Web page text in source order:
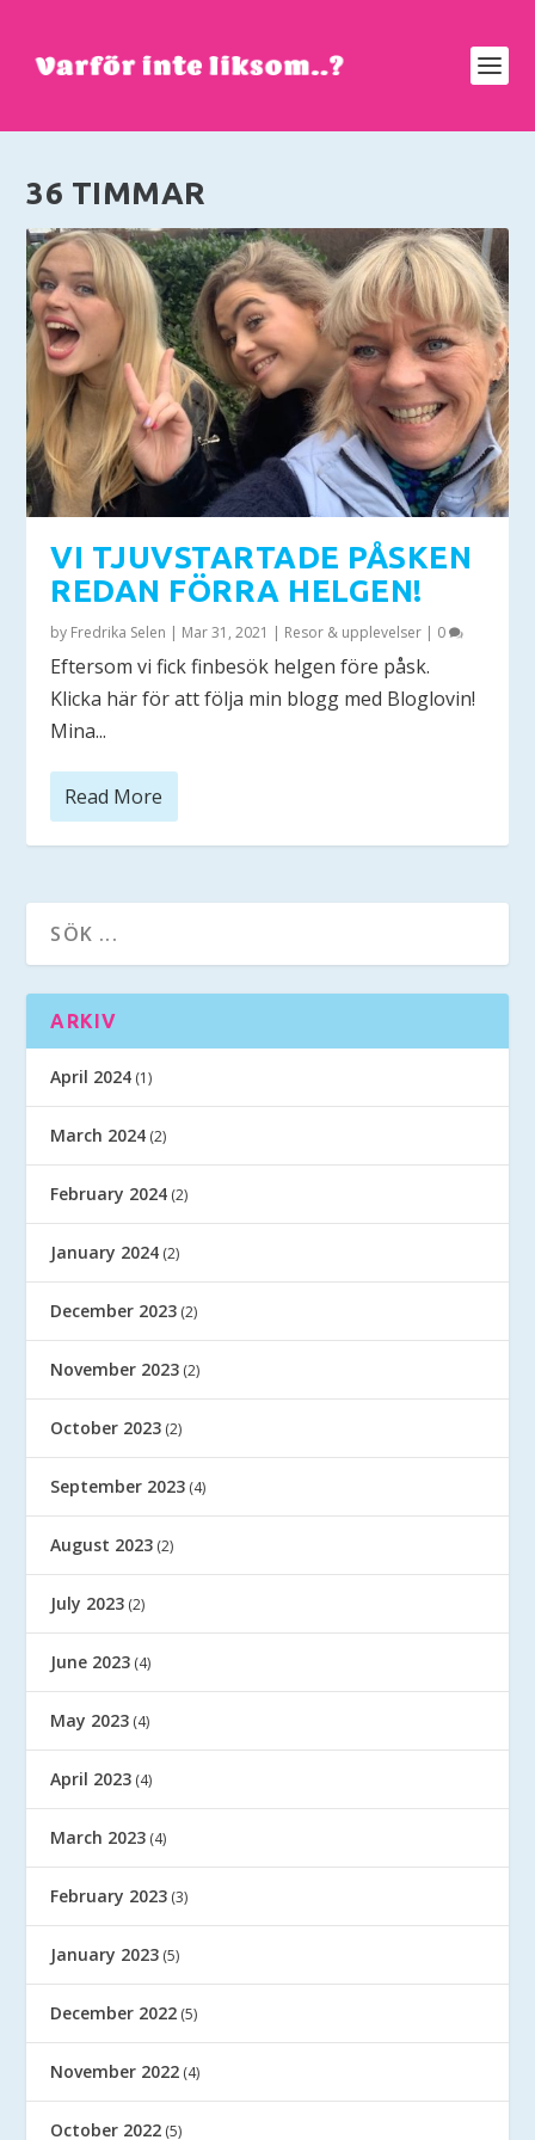
36 TIMMAR
VI TJUVSTARTADE PÅSKEN
REDAN FÖRRA HELGEN!
by Fredrika Selen | Mar 31, 2021 | Resor & upplevelser | 0
Eftersom vi fick finbesök helgen före påsk.
Klicka här för att följa min blogg med Bloglovin!
Mina...
Read More
ARKIV
April 2024 (1)
March 2024 (2)
February 2024 (2)
January 2024 (2)
December 2023 (2)
November 2023 (2)
October 2023 (2)
September 2023 (4)
August 2023 (2)
July 2023 (2)
June 2023 (4)
May 2023 (4)
April 2023 (4)
March 2023 (4)
February 2023 (3)
January 2023 (5)
December 2022 (5)
November 2022 (4)
October 2022 (5)